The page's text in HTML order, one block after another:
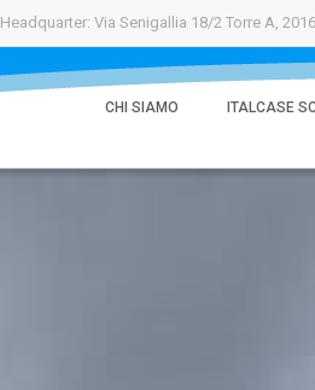
Headquarter: Via Senigallia 18/2 Torre A,
CHI SIAMO ITALCASE